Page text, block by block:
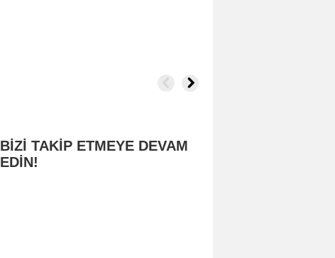
BİZİ TAKİP ETMEYE DEVAM
EDİN!